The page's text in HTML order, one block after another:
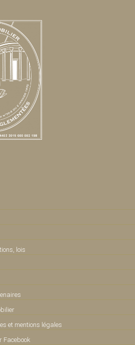
lois
et mentions légales
Facebook